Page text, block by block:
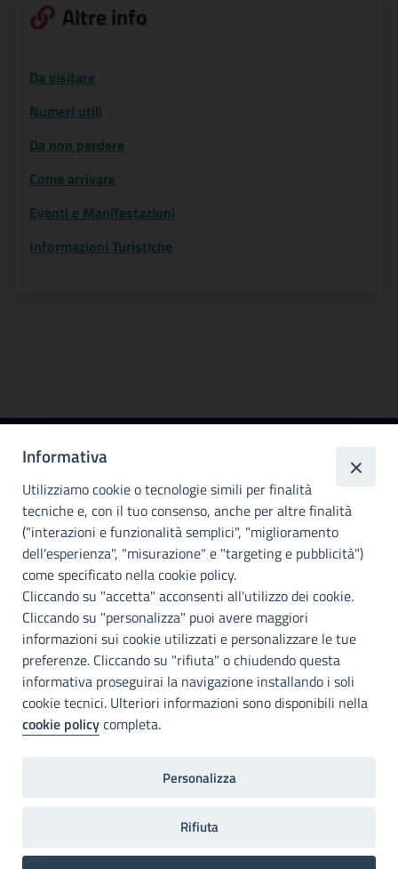
Altre info
Da visitare
Numeri utili
Da non perdere
Come arrivare
Eventi e Manifestazioni
Informazioni Turistiche
Città
metropolitana di
Palermo
INFO E CONTATTI
I nostri canali social
Accessibilità
Città Metropolitana di Palermo si impegna a rendere il proprio sito
web accessibile, conformemente al D.lgs. 10 agosto 2018, n°106
che ha recepito la direttiva UE 2016/2102 del Parlamento euopeo e
del Consiglio.
Dichiarazione di accessibilità
Informativa
Utilizziamo cookie o tecnologie simili per finalità
tecniche e, con il tuo consenso, anche per altre finalità
("interazioni e funzionalità semplici", "miglioramento
dell'esperienza", "misurazione" e "targeting e pubblicità")
come specificato nella cookie policy.
Cliccando su "accetta" acconsenti all'utilizzo dei cookie.
Cliccando su "personalizza" puoi avere maggiori
informazioni sui cookie utilizzati e personalizzare le tue
preferenze. Cliccando su "rifiuta" o chiudendo questa
informativa proseguirai la navigazione installando i soli
cookie tecnici. Ulteriori informazioni sono disponibili nella
cookie policycompleta.
Personalizza
Rifiuta